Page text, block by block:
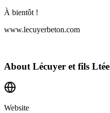
À bientôt !
www.lecuyerbeton.com
About Lécuyer et fils Ltée
Website